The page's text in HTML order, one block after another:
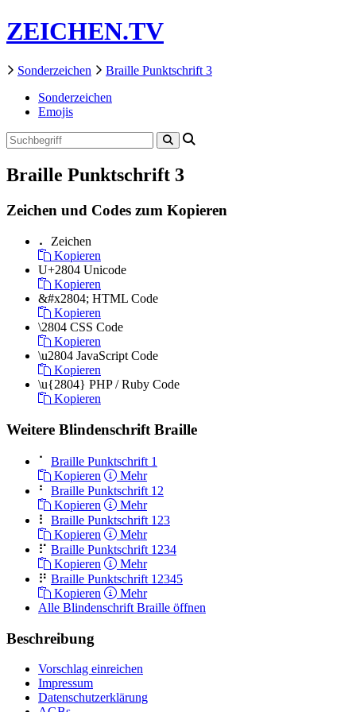
ZEICHEN.TV
Sonderzeichen
Braille Punktschrift 3
Sonderzeichen
Emojis
Braille Punktschrift 3
Zeichen und Codes zum Kopieren
⠄
Zeichen
Kopieren
U+2804 Unicode
Kopieren
&#x2804; HTML Code
Kopieren
\2804 CSS Code
Kopieren
\u2804 JavaScript Code
Kopieren
\u{2804} PHP / Ruby Code
Kopieren
Weitere Blindenschrift Braille
⠁
Braille Punktschrift 1
Kopieren
Mehr
⠃
Braille Punktschrift 12
Kopieren
Mehr
⠇
Braille Punktschrift 123
Kopieren
Mehr
⠏ Braille Punktschrift 1234
Kopieren
Mehr
⠟ Braille Punktschrift 12345
Kopieren
Mehr
Alle Blindenschrift Braille öffnen
Beschreibung
Vorschlag einreichen
Impressum
Datenschutzerklärung